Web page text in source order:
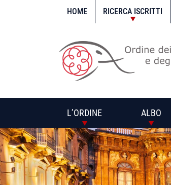
HOME RICERCA ISCRITTI
L’ORDINE ALBO